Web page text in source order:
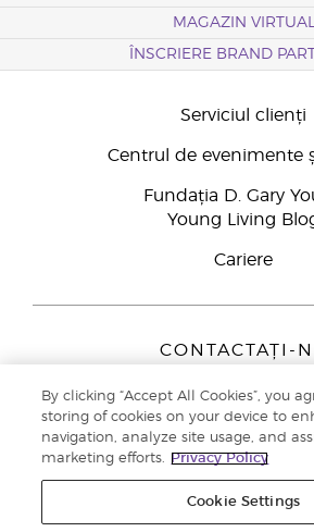
MAGAZIN VIRTUAL
ÎNSCRIERE BRAND
Serviciul clienți
Centrul de evenimente
Fundația D. Gary
Young Living
Cariere
CONTACTAȚI-
Peizerweg 97
9727 AJ Groningen
Netherlands
Înscriere Brand Partners
By clicking “Accept All Cookies”, you
storing of cookies on your device to
navigation, analyze site usage, and
marketing efforts.
Privacy Policy
Cookie Settings